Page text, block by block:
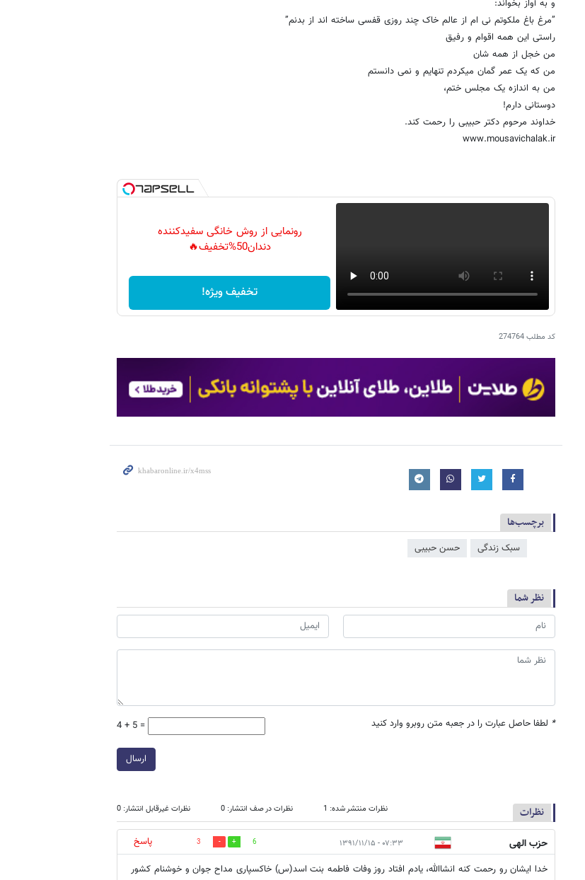
و به آواز بخواند:
”مرغ باغ ملکوتم نی ام از عالم خاک چند روزی قفسی ساخته اند از بدنم”
راستی این همه اقوام و رفیق
من خجل از همه شان
من که یک عمر گمان میکردم تنهایم و نمی دانستم
من به اندازه یک مجلس ختم،
دوستانی دارم!
خداوند مرحوم دکتر حبیبی را رحمت کند.
www.mousavichalak.ir
رونمایی از روش خانگی سفیدکننده
دندان50%تخفیف🔥
تخفیف ویژه!
کد مطلب274764
برچسب‌ها
سبک زندگی حسن حبیبی
نظر شما
* لطفا حاصل عبارت را در جعبه متن روبرو وارد کنید 4 + 5 =
ارسال
نظرات نظرات منتشر شده: 1 نظرات در صف انتشار: 0 نظرات غیرقابل انتشار: 0
حزب الهی ۰۷:۳۳ - ۱۳۹۱/۱۱/۱۵ 6
3
پاسخ
خدا ایشان رو رحمت کنه انشاالله، یادم افتاد روز وفات فاطمه بنت اسد(س) خاکسپاری مداح جوان و خوشنام کشور